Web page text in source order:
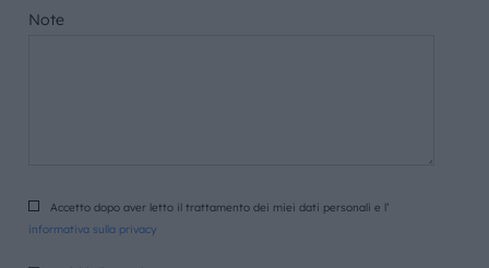
Note
Accetto dopo aver letto il trattamento dei miei dati personali e l’
informativa sulla privacy